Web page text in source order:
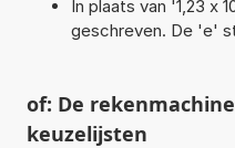
In plaats van '1,23 x
geschreven. De 'e'
of: De
keuzelijsten